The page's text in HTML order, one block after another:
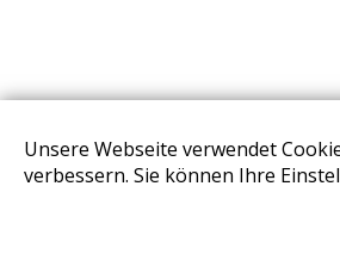
Unsere Webseite verwendet
verbessern. Sie können Ihre
STORES